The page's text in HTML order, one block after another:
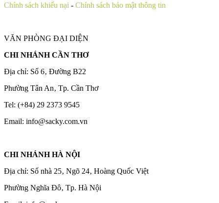
Chính sách khiếu nại - Chính sách bảo mật thông tin
VĂN PHÒNG ĐẠI DIỆN
CHI NHÁNH CẦN THƠ
Địa chỉ: Số 6‚ Đường B22
Phường Tân An‚ Tp. Cần Thơ
Tel: (+84) 29 2373 9545
Email: info@sacky.com.vn
CHI NHÁNH HÀ NỘI
Địa chỉ: Số nhà 25‚ Ngõ 24‚ Hoàng Quốc Việt
Phường Nghĩa Đô‚ Tp. Hà Nội